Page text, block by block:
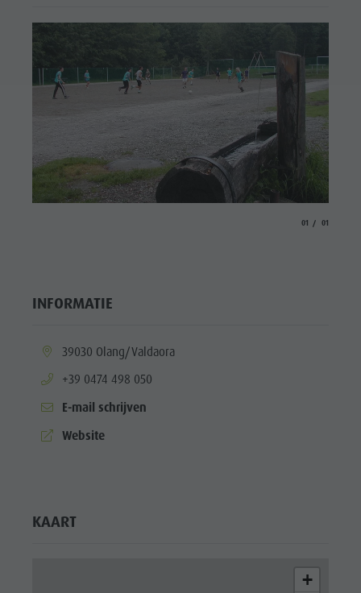
01 01
INFORMATIE
aria.location:
39030 Olang/Valdaora
aria.phone:
+39 0474 498 050
E-mail schrijven
aria.website:
Website
KAART
+